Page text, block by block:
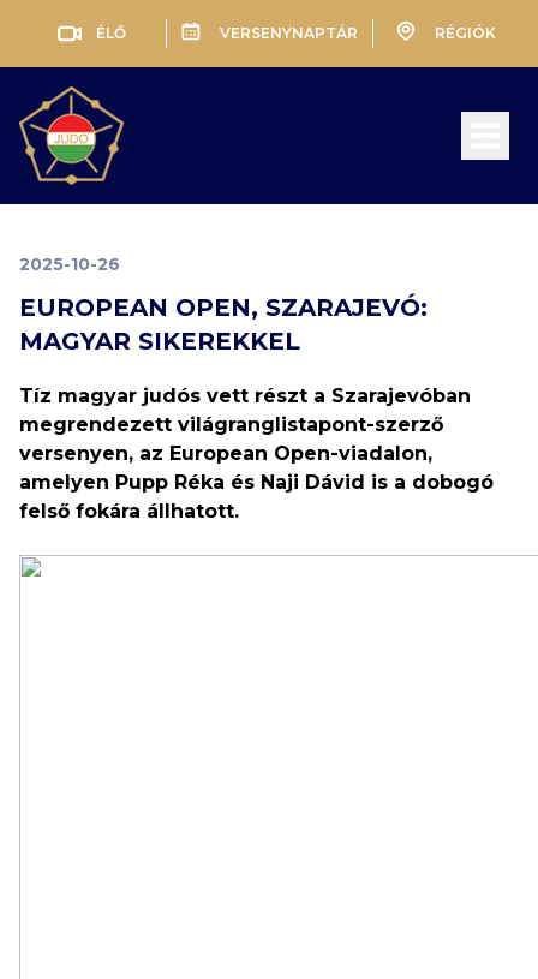
ÉLŐ VERSENYNAPTÁR RÉGIÓK
2025-10-26
EUROPEAN OPEN, SZARAJEVÓ:
MAGYAR SIKEREKKEL
Tíz magyar judós vett részt a Szarajevóban
megrendezett világranglistapont-szerző
versenyen, az European Open-viadalon,
amelyen Pupp Réka és Naji Dávid is a dobogó
felső fokára állhatott.